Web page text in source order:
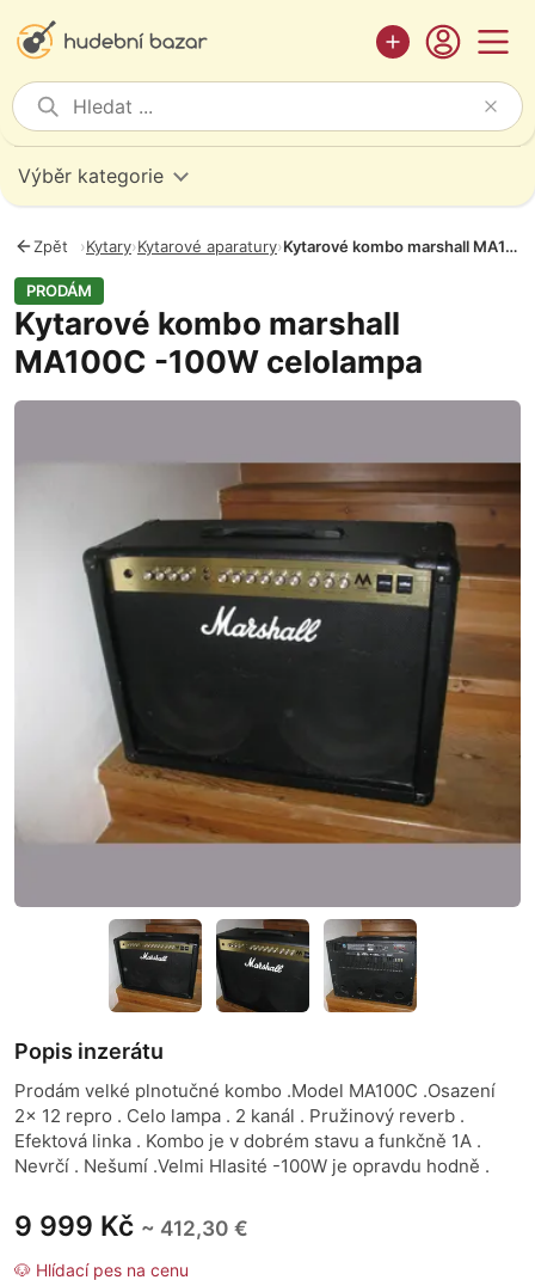
Výběr kategorie
Zpět ›Kytary›Kytarové aparatury› Kytarové kombo marshall MA100C -100W celolampa
PRODÁM
Kytarové kombo marshall
MA100C -100W celolampa
Fotografie
9 999 Kč ~ 412,30 €
🐶 Hlídací pes na cenu
Popis inzerátu
Prodám velké plnotučné kombo .Model MA100C .Osazení
2x 12 repro . Celo lampa . 2 kanál . Pružinový reverb .
Efektová linka . Kombo je v dobrém stavu a funkčně 1A .
Nevrčí . Nešumí .Velmi Hlasité -100W je opravdu hodně .